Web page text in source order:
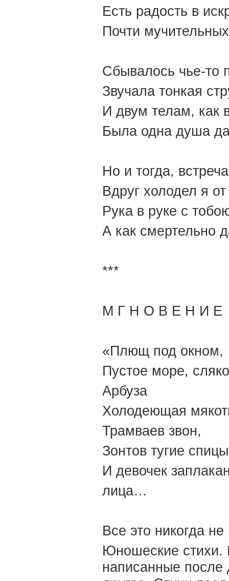
Есть радость в
Почти
Сбывалось чье-то
Звучала тонкая
И двум телам, как
Была одна душа
Но и тогда,
Вдруг холодел я от
Рука в руке с
А как смертельно
***
М Г Н О В Е Н И Е
«Плющ под окном,
Пустое море,
Арбуза
Холодеющая
Трамваев звон,
Зонтов тугие спицы
И девочек
лица…
Все это никогда
Юношеские стихи.
написанные после